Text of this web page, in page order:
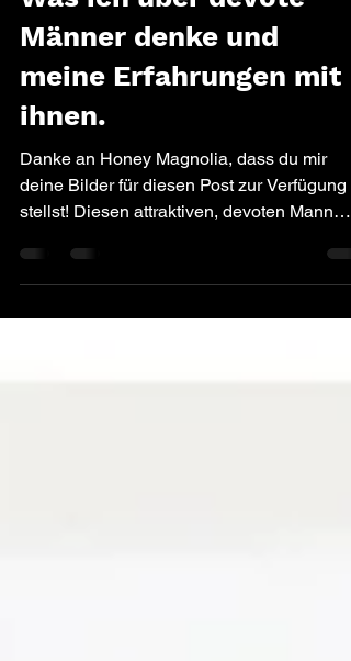
Katharina⎮Katie Pain
4. Feb. 2019
13 Min. Lesezeit
Was ich über devote
Männer denke und
meine Erfahrungen mit
ihnen.
deine Bilder für diesen Post zur Verfügung
stellst! Diesen attraktiven, devoten Mann
könnt ihr im...